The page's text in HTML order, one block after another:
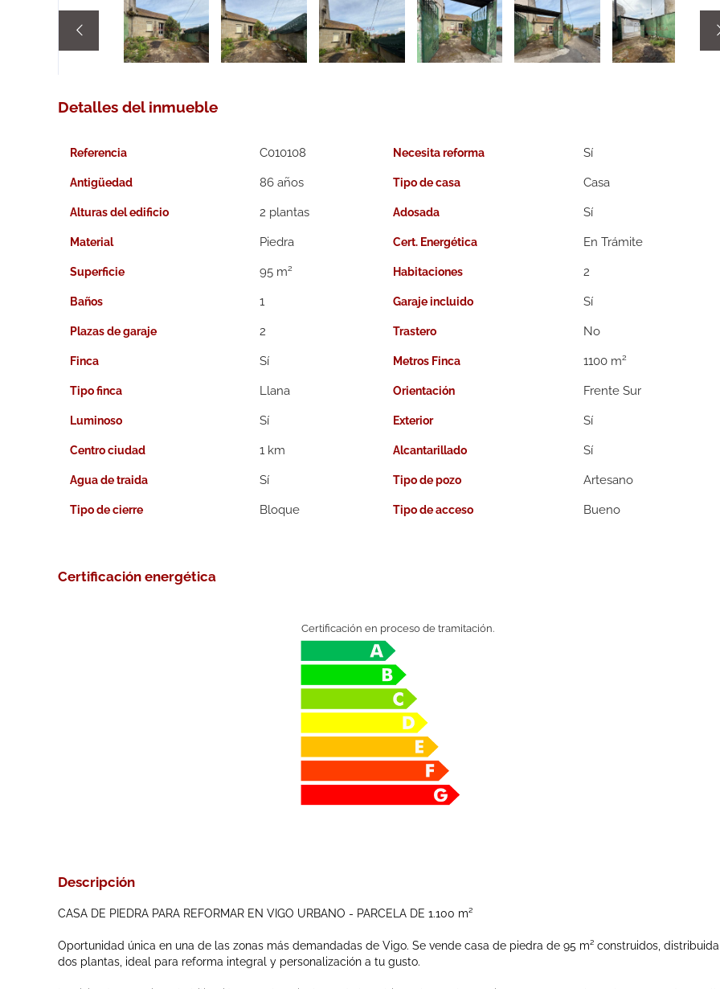

Detalles del inmueble
Referencia C010108 Necesita reforma
Antigüedad 86 años Tipo de casa Casa
Alturas del edificio 2 plantas Adosada
Material Piedra Cert. Energética En Trámite
Superficie 95 m2 Habitaciones 2
Baños 1 Garaje incluido
Plazas de garaje 2 Trastero
Finca Metros Finca 1100 m2
Tipo finca Llana Orientación Frente Sur
Luminoso Exterior
Centro ciudad 1 km Alcantarillado
Agua de traida Tipo de pozo Artesano
Tipo de cierre Bloque Tipo de acceso Bueno
Certificación energética
Certificación en proceso de tramitación.
Descripción
CASA DE PIEDRA PARA REFORMAR EN VIGO URBANO - PARCELA DE 1.100 m²
Oportunidad única en una de las zonas más demandadas de Vigo. Se vende casa de piedra de 95 m² construidos,
dos plantas, ideal para reforma integral y personalización a tu gusto.